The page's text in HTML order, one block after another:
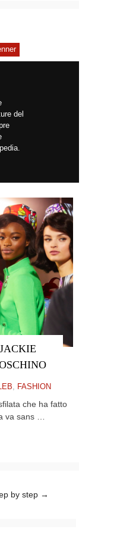
del
FASHION
che ha fatto
va sans …
by step →